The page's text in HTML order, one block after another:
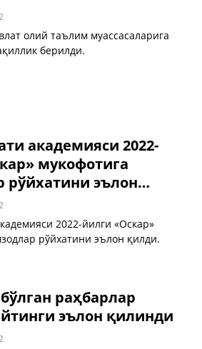
олий таълим муассасаларига
берилди.
академияси 2022-
мукофотига
рўйхатини эълон
2022-йилги «Оскар»
рўйхатини эълон қилди.
раҳбарлар
эълон қилинди